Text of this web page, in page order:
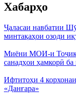
Хабарҳо
Ҷаласаи навбатии
минтақаҳои озоди
Миёни МОИ-и
санадҳои ҳамкорӣ
Ифтитоҳи 4
«Данғара»